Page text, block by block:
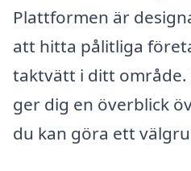
Plattformen är
att hitta pålitliga
taktvätt i ditt område.
ger dig en överblick
du kan göra ett